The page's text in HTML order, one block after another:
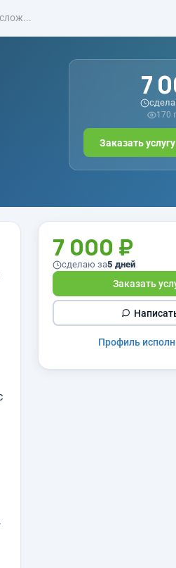
7
170
Заказать услугу
7 000 ₽
сделаю за5 дней
Заказать
Профиль